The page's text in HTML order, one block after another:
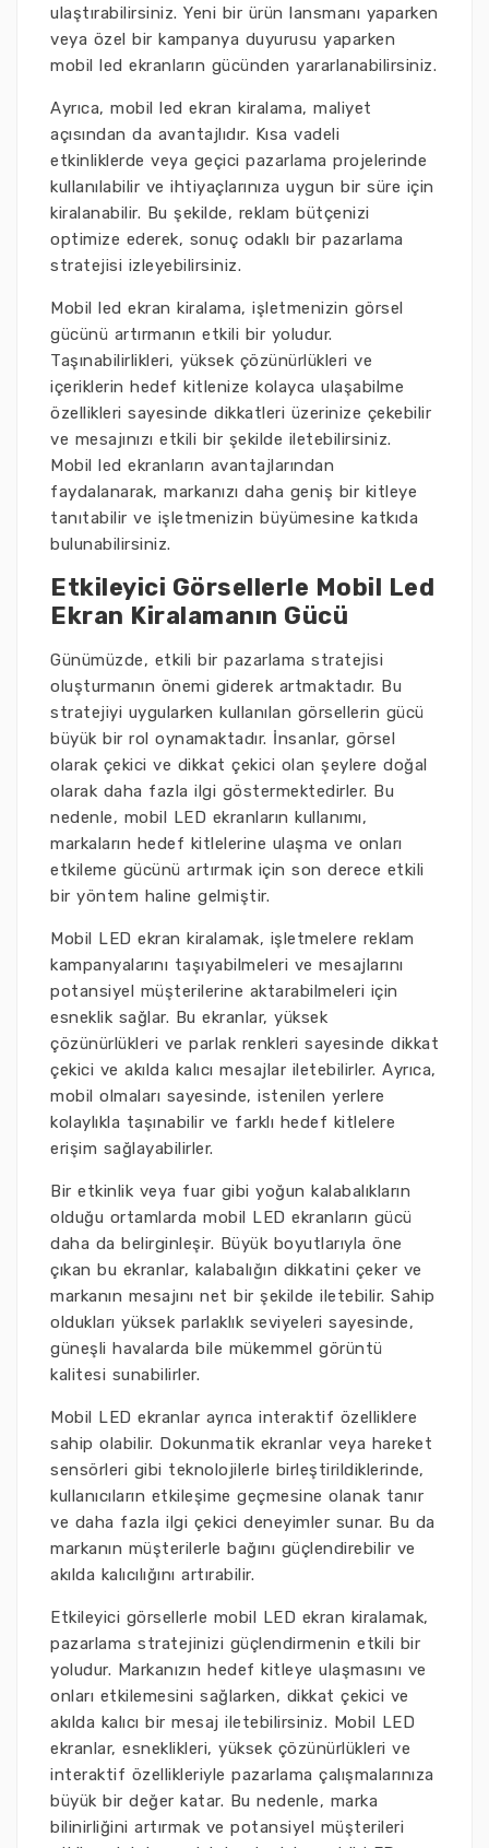
ulaştırabilirsiniz. Yeni bir ürün lansmanı yaparken
veya özel bir kampanya duyurusu yaparken
mobil led ekranların gücünden yararlanabilirsiniz.
Ayrıca, mobil led ekran kiralama, maliyet
açısından da avantajlıdır. Kısa vadeli
etkinliklerde veya geçici pazarlama projelerinde
kullanılabilir ve ihtiyaçlarınıza uygun bir süre için
kiralanabilir. Bu şekilde, reklam bütçenizi
optimize ederek, sonuç odaklı bir pazarlama
stratejisi izleyebilirsiniz.
Mobil led ekran kiralama, işletmenizin görsel
gücünü artırmanın etkili bir yoludur.
Taşınabilirlikleri, yüksek çözünürlükleri ve
içeriklerin hedef kitlenize kolayca ulaşabilme
özellikleri sayesinde dikkatleri üzerinize çekebilir
ve mesajınızı etkili bir şekilde iletebilirsiniz.
Mobil led ekranların avantajlarından
faydalanarak, markanızı daha geniş bir kitleye
tanıtabilir ve işletmenizin büyümesine katkıda
bulunabilirsiniz.
Etkileyici Görsellerle Mobil Led
Ekran Kiralamanın Gücü
Günümüzde, etkili bir pazarlama stratejisi
oluşturmanın önemi giderek artmaktadır. Bu
stratejiyi uygularken kullanılan görsellerin gücü
büyük bir rol oynamaktadır. İnsanlar, görsel
olarak çekici ve dikkat çekici olan şeylere doğal
olarak daha fazla ilgi göstermektedirler. Bu
nedenle, mobil LED ekranların kullanımı,
markaların hedef kitlelerine ulaşma ve onları
etkileme gücünü artırmak için son derece etkili
bir yöntem haline gelmiştir.
Mobil LED ekran kiralamak, işletmelere reklam
kampanyalarını taşıyabilmeleri ve mesajlarını
potansiyel müşterilerine aktarabilmeleri için
esneklik sağlar. Bu ekranlar, yüksek
çözünürlükleri ve parlak renkleri sayesinde dikkat
çekici ve akılda kalıcı mesajlar iletebilirler. Ayrıca,
mobil olmaları sayesinde, istenilen yerlere
kolaylıkla taşınabilir ve farklı hedef kitlelere
erişim sağlayabilirler.
Bir etkinlik veya fuar gibi yoğun kalabalıkların
olduğu ortamlarda mobil LED ekranların gücü
daha da belirginleşir. Büyük boyutlarıyla öne
çıkan bu ekranlar, kalabalığın dikkatini çeker ve
markanın mesajını net bir şekilde iletebilir. Sahip
oldukları yüksek parlaklık seviyeleri sayesinde,
güneşli havalarda bile mükemmel görüntü
kalitesi sunabilirler.
Mobil LED ekranlar ayrıca interaktif özelliklere
sahip olabilir. Dokunmatik ekranlar veya hareket
sensörleri gibi teknolojilerle birleştirildiklerinde,
kullanıcıların etkileşime geçmesine olanak tanır
ve daha fazla ilgi çekici deneyimler sunar. Bu da
markanın müşterilerle bağını güçlendirebilir ve
akılda kalıcılığını artırabilir.
Etkileyici görsellerle mobil LED ekran kiralamak,
pazarlama stratejinizi güçlendirmenin etkili bir
yoludur. Markanızın hedef kitleye ulaşmasını ve
onları etkilemesini sağlarken, dikkat çekici ve
akılda kalıcı bir mesaj iletebilirsiniz. Mobil LED
ekranlar, esneklikleri, yüksek çözünürlükleri ve
interaktif özellikleriyle pazarlama çalışmalarınıza
büyük bir değer katar. Bu nedenle, marka
bilinirliğini artırmak ve potansiyel müşterileri